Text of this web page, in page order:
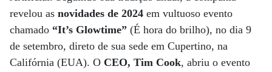
revelou as novidades de 2024 em vultuoso evento
chamado “It’s Glowtime” (É hora do brilho), no dia 9
de setembro, direto de sua sede em Cupertino, na
Califórnia (EUA). O CEO, Tim Cook, abriu o evento